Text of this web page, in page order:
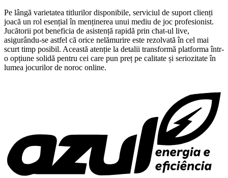
Pe lângă varietatea titlurilor disponibile, serviciul de suport clienți
joacă un rol esențial în menținerea unui mediu de joc profesionist.
Jucătorii pot beneficia de asistență rapidă prin chat-ul live,
asigurându-se astfel că orice nelămurire este rezolvată în cel mai
scurt timp posibil. Această atenție la detalii transformă platforma într-
o opțiune solidă pentru cei care pun preț pe calitate și seriozitate în
lumea jocurilor de noroc online.